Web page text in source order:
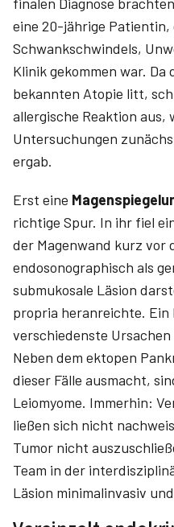
eine 20-jährige Patientin­,
Schwankschwindels,
Klinik gekommen war.
bekannten Atopie litt,
allergische Reaktion aus,
Untersuchungen
ergab.
Erst eine
richtige Spur. In ihr fiel
der Magenwand kurz vor
endosonographisch als
submukosale Läsion
propria heranreichte.
verschiedenste
Neben dem ektopen
dieser Fälle ausmacht,
Leio­myome. Immerhin:
ließen sich nicht
Tumor nicht
Team in der
Läsion minimalinvasiv